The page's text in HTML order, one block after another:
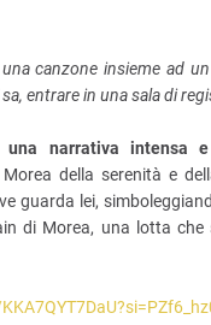
una canzone insieme ad
entrare in una sala di
narrativa intensa e
della serenità e
guarda lei,
di Morea, una lotta